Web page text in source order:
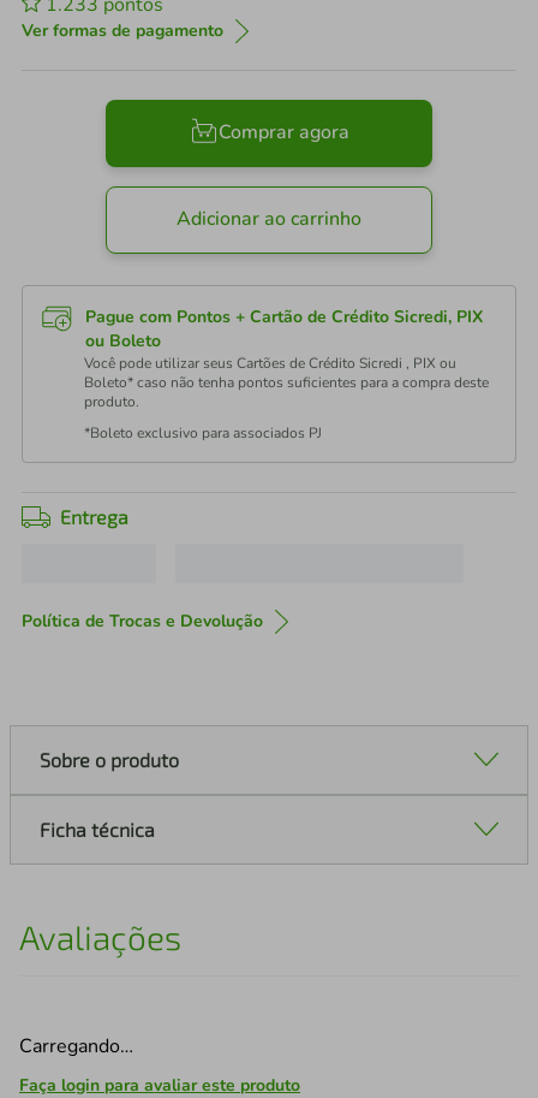
Ver formas de pagamento
Comprar agora
Adicionar ao carrinho
Pague com Pontos + Cartão de Crédito Sicredi, PIX
ou Boleto
Você pode utilizar seus Cartões de Crédito Sicredi , PIX ou
Boleto* caso não tenha pontos suficientes para a compra deste
produto.
*Boleto exclusivo para associados PJ
Entrega
Política de Trocas e Devolução
Sobre o produto
Ficha técnica
Avaliações
Carregando…
Faça login para avaliar este produto